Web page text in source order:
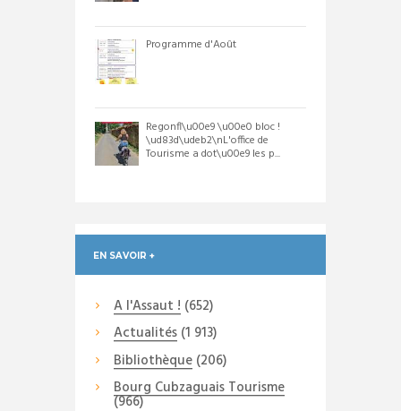
Programme d'Août
Regonfl\u00e9 \u00e0 bloc !
\ud83d\udeb2\nL'office de
Tourisme a dot\u00e9 les p...
EN SAVOIR +
A l'Assaut ! (652)
Actualités(1 913)
Bibliothèque(206)
Bourg Cubzaguais Tourisme
(966)